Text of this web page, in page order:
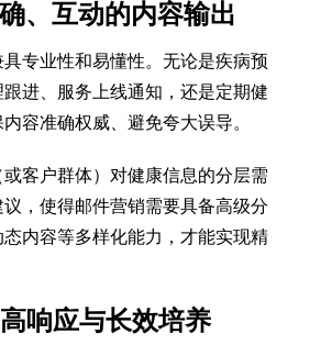
、互动的内容输出
专业性和易懂性。无论是疾病预
进、服务上线通知，还是定期健
容准确权威、避免夸大误导。
客户群体）对健康信息的分层需
，使得邮件营销需要具备高级分
内容等多样化能力，才能实现精
响应与长效培养